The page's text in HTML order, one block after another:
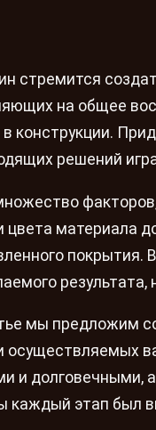
стремится
на общее
конструкции.
решений
цвета материала
покрытия.
мы предложим
осуществляемых
и долговечными,
каждый этап был